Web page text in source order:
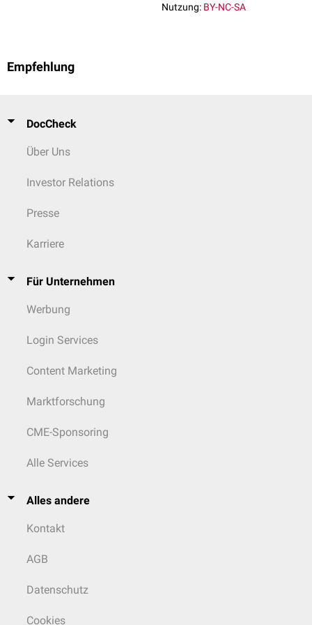
Nutzung: BY-NC-SA
Empfehlung
DocCheck
Über Uns
Investor Relations
Presse
Karriere
Für Unternehmen
Werbung
Login Services
Content Marketing
Marktforschung
CME-Sponsoring
Alle Services
Alles andere
Kontakt
AGB
Datenschutz
Cookies